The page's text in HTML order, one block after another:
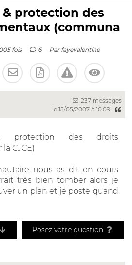
protection des
(communa
fois 6 Par fayevalentine
237 messages
le 15/05/2007 à 10:09
protection des droits
CJCE)
nous as dit en cours
très bien tomber alors je
un plan et je poste quand
Posez votre question